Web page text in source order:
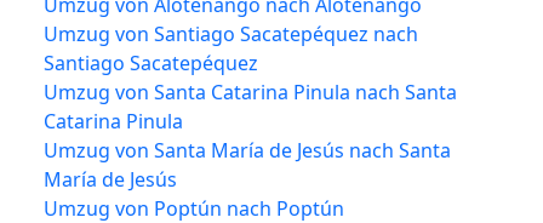
Umzug von Santiago Sacatepéquez nach
Santiago Sacatepéquez
Umzug von Santa Catarina Pinula nach Santa
Catarina Pinula
Umzug von Santa María de Jesús nach Santa
María de Jesús
Umzug von Poptún nach Poptún